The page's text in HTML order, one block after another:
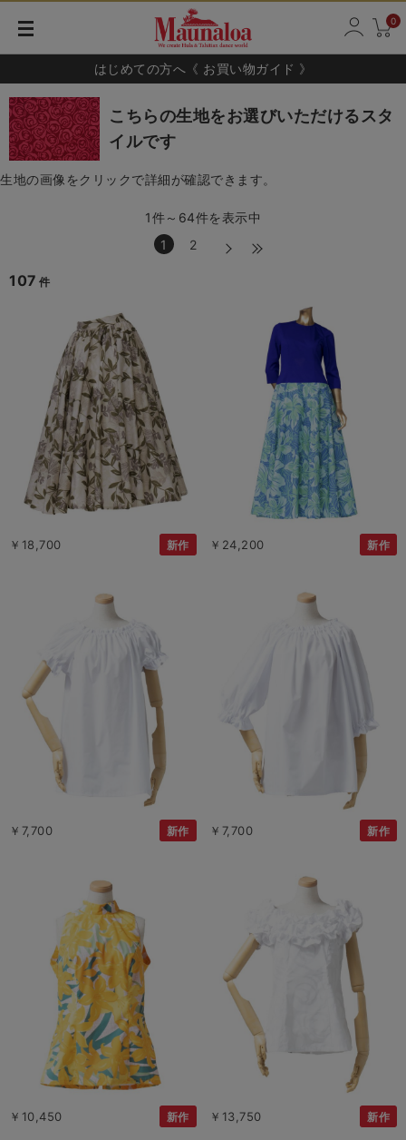
0
はじめての方へ《 お買い物ガイド 》
こちらの生地をお選びいただけるスタ
イルです
生地の画像をクリックで詳細が確認できます。
1件～64件を表示中
1
2
107 件
￥18,700 新作 ￥24,200 新作
￥7,700 新作 ￥7,700 新作
￥10,450 新作 ￥13,750 新作